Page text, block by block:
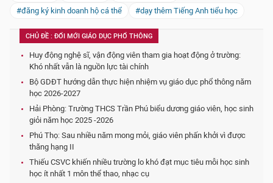
#đăng ký kinh doanh hộ cá thể
#dạy thêm Tiếng Anh tiểu học
CHỦ ĐỀ : ĐỔI MỚI GIÁO DỤC PHỔ THÔNG
Huy động nghệ sĩ, vận động viên tham gia hoạt động ở trường:
Khó nhất vẫn là nguồn lực tài chính
Bộ GDĐT hướng dẫn thực hiện nhiệm vụ giáo dục phổ thông năm
học 2026-2027
Hải Phòng: Trường THCS Trần Phú biểu dương giáo viên, học sinh
giỏi năm học 2025 -2026
Phú Thọ: Sau nhiều năm mong mỏi, giáo viên phấn khởi vì được
thăng hạng II
Thiếu CSVC khiến nhiều trường lo khó đạt mục tiêu mỗi học sinh
học ít nhất 1 môn thể thao, nhạc cụ